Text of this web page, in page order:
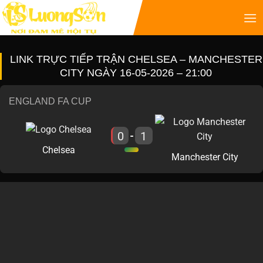
LINK TRỰC TIẾP TRẬN CHELSEA – MANCHESTER
CITY NGÀY 16-05-2026 – 21:00
ENGLAND FA CUP
Chelsea
0 - 1
Manchester City